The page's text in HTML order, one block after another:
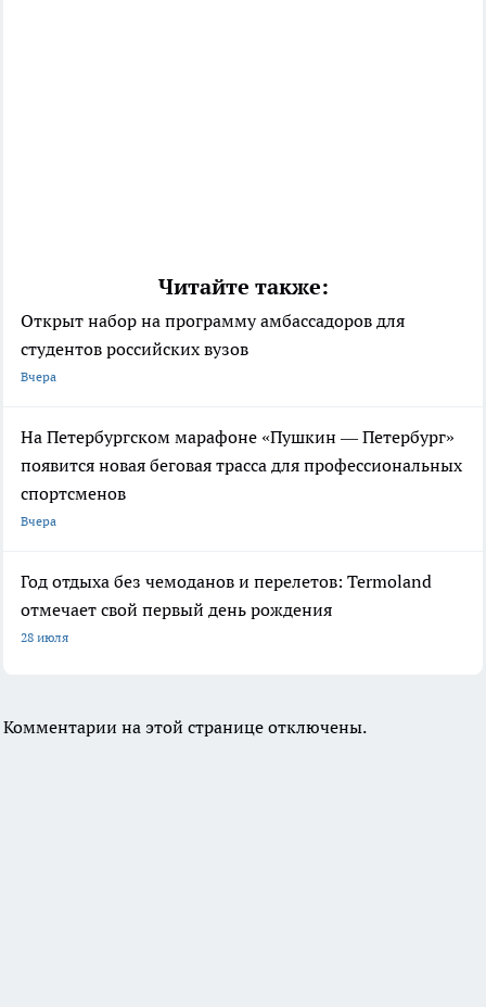
Читайте также:
Открыт набор на программу амбассадоров для
студентов российских вузов
Вчера
На Петербургском марафоне «Пушкин — Петербург»
появится новая беговая трасса для профессиональных
спортсменов
Вчера
Год отдыха без чемоданов и перелетов: Termoland
отмечает свой первый день рождения
28 июля
Комментарии на этой странице отключены.